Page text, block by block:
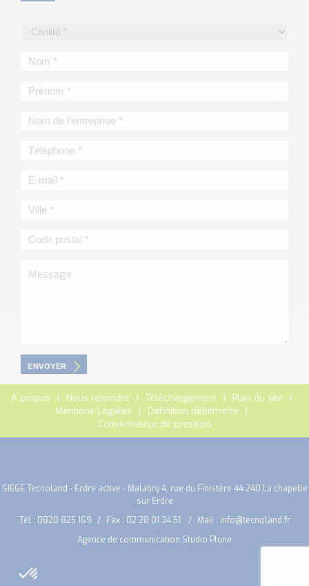
ENVOYER
A propos Nous rejoindre Téléchargement
Plan du site
Mentions Légales
Définition débitmètre
Convertisseur de pression
SIEGE Tecnoland - Erdre active - Malabry 4, rue du Finistère 44 240 La chapelle
sur Erdre
Tél : 0820 825 169 Fax : 02 28 01 34 51 Mail : info@tecnoland.fr
Agence de communication Studio Plune